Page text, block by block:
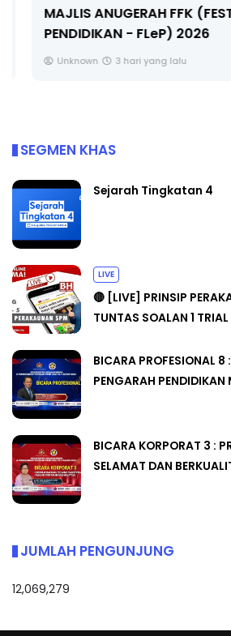
MAJLIS ANUGERAH FFK
PENDIDIKAN - FLeP) 2026
Unknown 3 hari yang lalu
SEGMEN KHAS
Sejarah Tingkatan 4
LIVE
🔴 [LIVE] PRINSIP
TUNTAS SOALAN 1
BICARA PROFESIONAL
PENGARAH PENDIDIKAN
BICARA KORPORAT 3 :
SELAMAT DAN
JUMLAH PENGUNJUNG
12,069,279